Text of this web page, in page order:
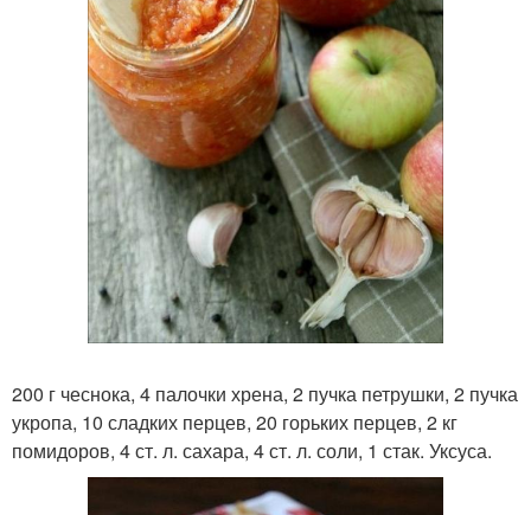
200 г чеснока, 4 палочки хрена, 2 пучка петрушки, 2 пучка
укропа, 10 сладких перцев, 20 горьких перцев, 2 кг
помидоров, 4 ст. л. сахара, 4 ст. л. соли, 1 стак. Уксуса.